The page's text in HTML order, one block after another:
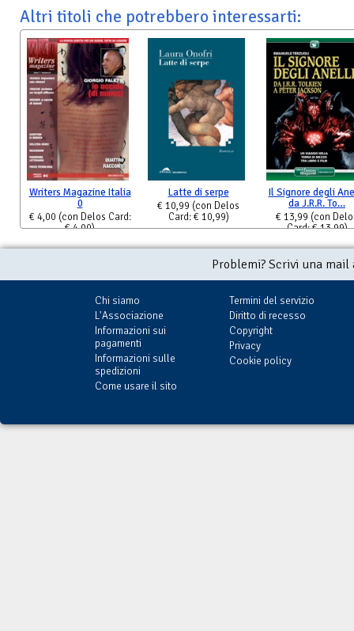
Altri titoli che potrebbero interessarti:
Writers Magazine Italia
0
€ 4,00 (con Delos Card:
€ 4,00)
Latte di serpe
€ 10,99 (con Delos
Card: € 10,99)
Il Signore degli
da J.R.R. To…
€ 13,99 (con
Card: € 13,99)
Problemi? Scrivi una
Chi siamo
L'Associazione
Informazioni sui
pagamenti
Informazioni sulle
spedizioni
Come usare il sito
Termini del servizio
Diritto di recesso
Copyright
Privacy
Cookie policy